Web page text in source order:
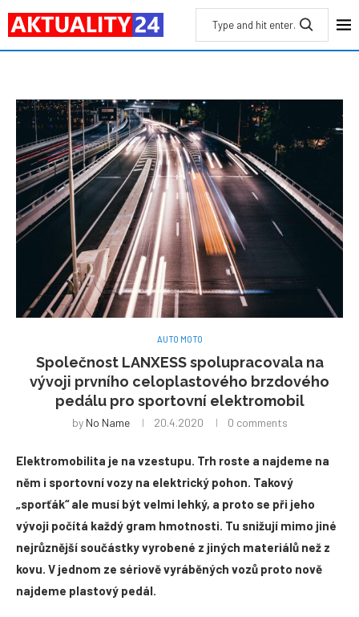
AUTO MOTO
Společnost LANXESS spolupracovala na
vývoji prvního celoplastového brzdového
pedálu pro sportovní elektromobil
by No Name 20.4.2020 0 comments
Elektromobilita je na vzestupu. Trh roste a najdeme na
něm i sportovní vozy na elektrický pohon. Takový
„sporťák“ ale musí být velmi lehký, a proto se při jeho
vývoji počítá každý gram hmotnosti. Tu snižují mimo jiné
nejrůznější součástky vyrobené z jiných materiálů než z
kovu. V jednom ze sériově vyráběných vozů proto nově
najdeme plastový pedál.